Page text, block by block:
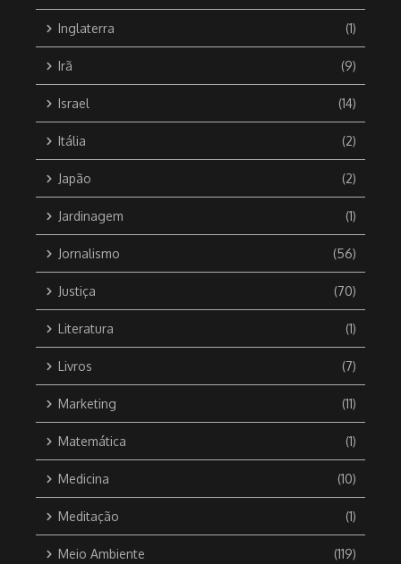
Inglaterra (1)
Irã (9)
Israel (14)
Itália (2)
Japão (2)
Jardinagem (1)
Jornalismo (56)
Justiça (70)
Literatura (1)
Livros (7)
Marketing (11)
Matemática (1)
Medicina (10)
Meditação (1)
Meio Ambiente (119)